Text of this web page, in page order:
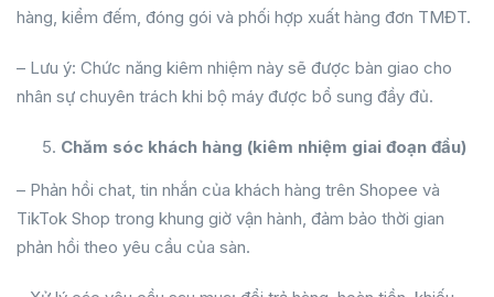
hàng, kiểm đếm, đóng gói và phối hợp xuất hàng đơn TMĐT.
– Lưu ý: Chức năng kiêm nhiệm này sẽ được bàn giao cho
nhân sự chuyên trách khi bộ máy được bổ sung đầy đủ.
Chăm sóc khách hàng (kiêm nhiệm giai đoạn đầu)
– Phản hồi chat, tin nhắn của khách hàng trên Shopee và
TikTok Shop trong khung giờ vận hành, đảm bảo thời gian
phản hồi theo yêu cầu của sàn.